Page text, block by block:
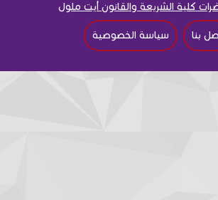
كلية الشريعة والقانون أيت ملول
بنا سياسة الخصوصية